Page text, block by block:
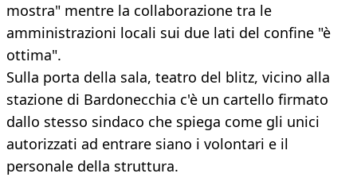
mostra" mentre la collaborazione tra le
amministrazioni locali sui due lati del confine "è
ottima".
Sulla porta della sala, teatro del blitz, vicino alla
stazione di Bardonecchia c'è un cartello firmato
dallo stesso sindaco che spiega come gli unici
autorizzati ad entrare siano i volontari e il
personale della struttura.